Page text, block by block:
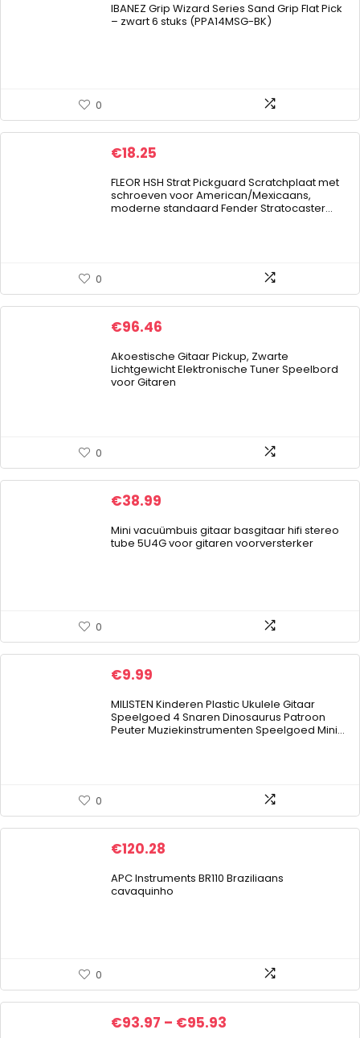
IBANEZ Grip Wizard Series Sand Grip Flat Pick
– zwart 6 stuks (PPA14MSG-BK)
0
€18.25
FLEOR HSH Strat Pickguard Scratchplaat met
schroeven voor American/Mexicaans,
moderne standaard Fender Stratocaster…
0
€96.46
Akoestische Gitaar Pickup, Zwarte
Lichtgewicht Elektronische Tuner Speelbord
voor Gitaren
0
€38.99
Mini vacuümbuis gitaar basgitaar hifi stereo
tube 5U4G voor gitaren voorversterker
0
€9.99
MILISTEN Kinderen Plastic Ukulele Gitaar
Speelgoed 4 Snaren Dinosaurus Patroon
Peuter Muziekinstrumenten Speelgoed Mini…
0
€120.28
APC Instruments BR110 Braziliaans
cavaquinho
0
€93.97 – €95.93